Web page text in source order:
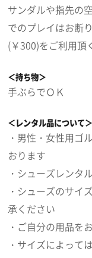
サンダルや指先の
でのプレイはお断
(￥300)をご利用頂
＜持ち物＞
手ぶらでＯＫ
＜レンタル品について＞
・男性・女性用ゴ
おります
・シューズレンタ
・シューズのサイ
承ください
・ご自分の用品を
・サイズによって